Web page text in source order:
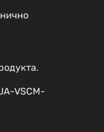
VSCM-